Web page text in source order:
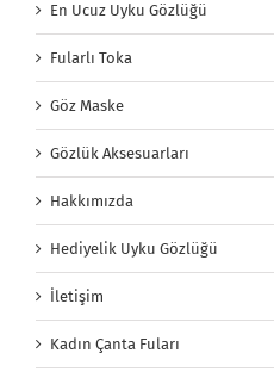
En Ucuz Uyku Gözlüğü
Fularlı Toka
Göz Maske
Gözlük Aksesuarları
Hakkımızda
Hediyelik Uyku Gözlüğü
İletişim
Kadın Çanta Fuları